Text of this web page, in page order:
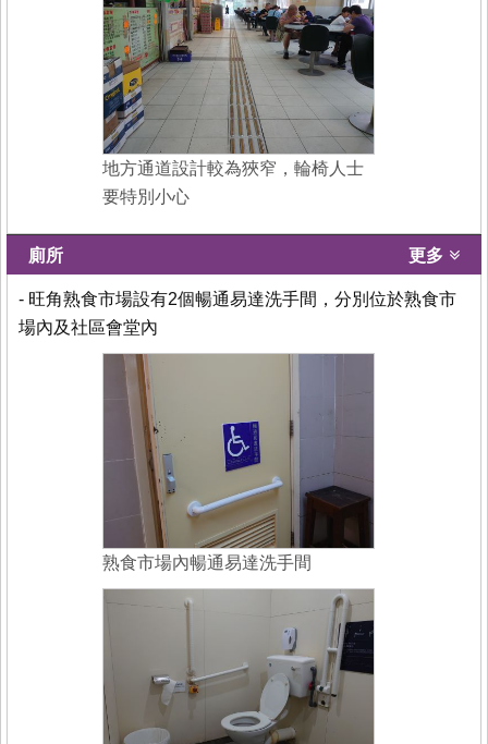
地方通道設計較為狹窄，輪椅人士
要特別小心
廁所 更多
- 旺角熟食市場設有2個暢通易達洗手間，分別位於熟食市
場內及社區會堂內
熟食市場內暢通易達洗手間